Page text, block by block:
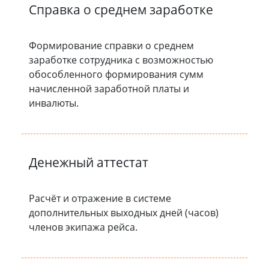
Справка о среднем заработке
Формирование справки о среднем
заработке сотрудника с возможностью
обособленного формирования сумм
начисленной заработной платы и
инвалюты.
Денежный аттестат
Расчёт и отражение в системе
дополнительных выходных дней (часов)
членов экипажа рейса.